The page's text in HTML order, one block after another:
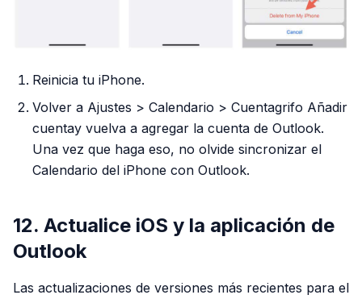
Reinicia tu iPhone.
Volver a Ajustes > Calendario > Cuentagrifo Añadir
cuentay vuelva a agregar la cuenta de Outlook.
Una vez que haga eso, no olvide sincronizar el
Calendario del iPhone con Outlook.
12. Actualice iOS y la aplicación de
Outlook
Las actualizaciones de versiones más recientes para el